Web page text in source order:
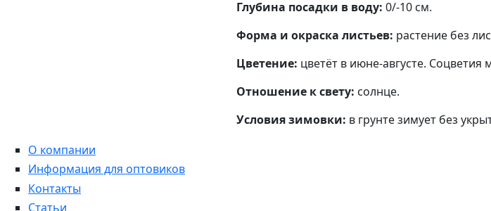
Глубина посадки в воду: 0/-10 см.
Форма и окраска листьев: растение без
Цветение: цветёт в июне-августе. Соцветия
Отношение к свету: солнце.
Условия зимовки: в грунте зимует без
О компании
Информация для оптовиков
Контакты
Статьи